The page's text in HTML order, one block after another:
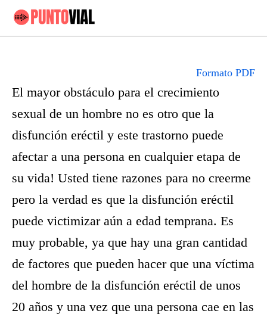
Formato PDF
El mayor obstáculo para el crecimiento
sexual de un hombre no es otro que la
disfunción eréctil y este trastorno puede
afectar a una persona en cualquier etapa de
su vida! Usted tiene razones para no creerme
pero la verdad es que la disfunción eréctil
puede victimizar aún a edad temprana. Es
muy probable, ya que hay una gran cantidad
de factores que pueden hacer que una víctima
del hombre de la disfunción eréctil de unos
20 años y una vez que una persona cae en las